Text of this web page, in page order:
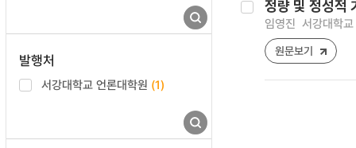
발행처
서강대학교 언론대학원 (1)
정량 및 정성적
임영진 서강대학
원문보기